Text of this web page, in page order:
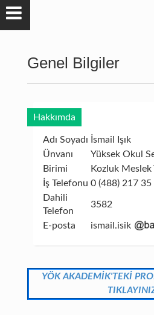
Genel Bilgiler
Hakkımda
Adı Soyadı İsmail Işık
Ünvanı
Yüksek Okul
Birimi
Kozluk
İş Telefonu 0 (488) 217 35
Dahili
Telefon
3582
E-posta ismail.isik
YÖK AKADEMİK'TEKİ